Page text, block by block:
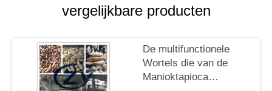
vergelijkbare producten
De multifunctionele
Wortels die van de
Manioktapioca